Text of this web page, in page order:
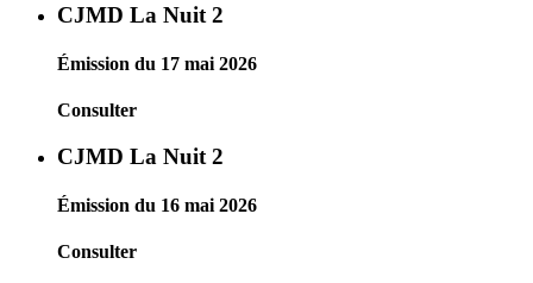
CJMD La Nuit 2
Émission du 17 mai 2026
Consulter
CJMD La Nuit 2
Émission du 16 mai 2026
Consulter